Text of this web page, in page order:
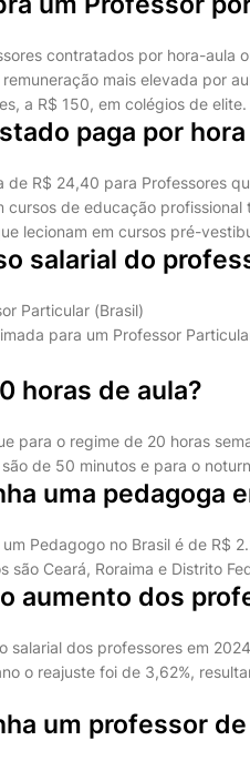
contratados por hora-aula
mais elevada por
a R$ 150, em colégios de
paga por hora
de R$ 24,40 para Professores
cursos de educação
lecionam em cursos pré-
salarial do
Particular (Brasil)
para um Professor
horas de aula?
para o regime de 20 horas
de 50 minutos e para o
uma pedagoga
Pedagogo no Brasil é de R$
são Ceará, Roraima e Distrito
aumento dos
salarial dos professores em
o reajuste foi de 3,62%,
um professor